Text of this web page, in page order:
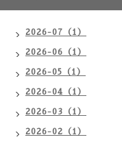
2026-07（1）
2026-06（1）
2026-05（1）
2026-04（1）
2026-03（1）
2026-02（1）